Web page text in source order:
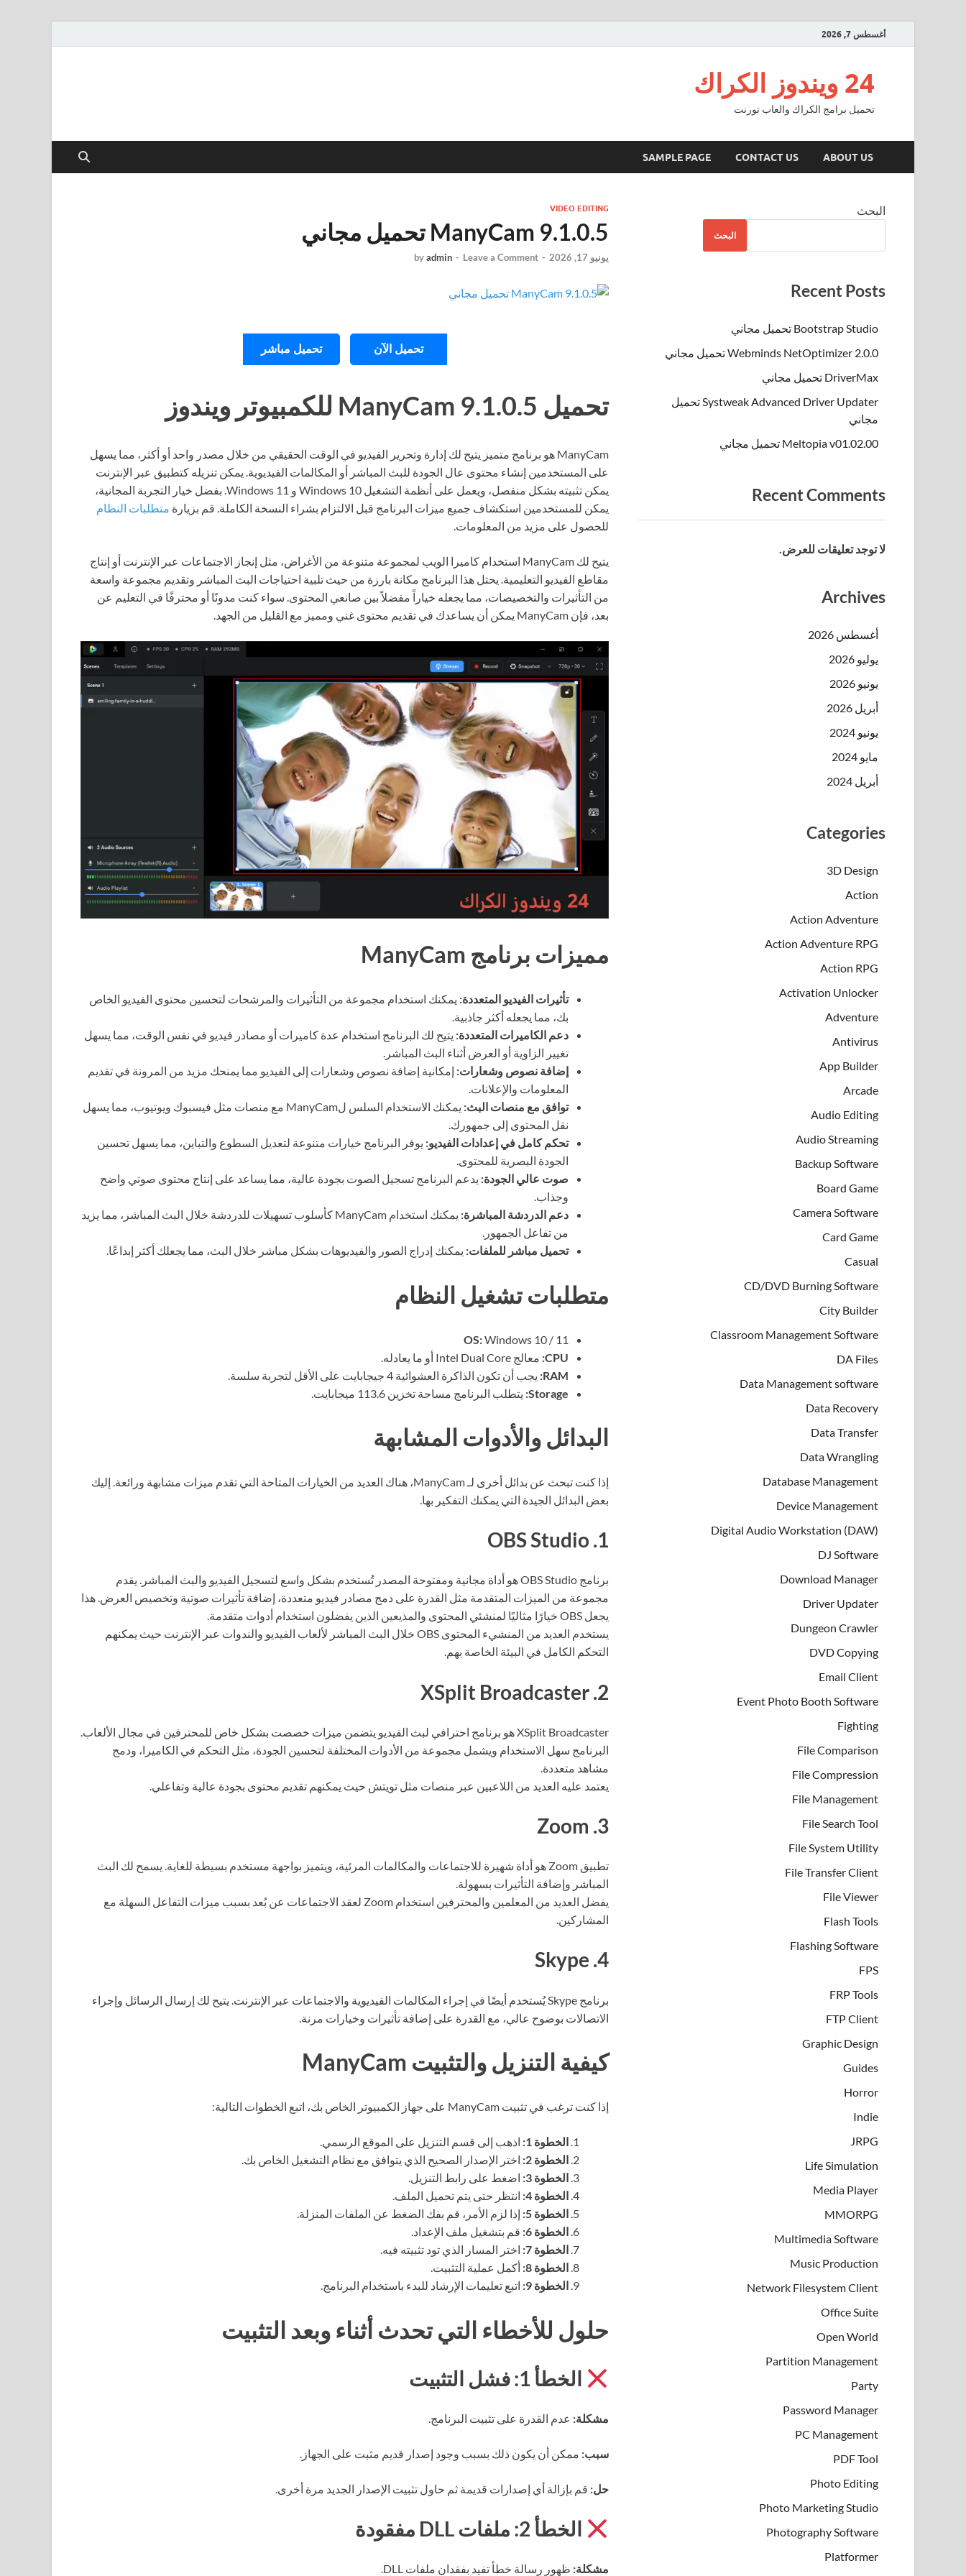
أغسطس 7, 2026
24 ويندوز الكراك
تحميل برامج الكراك والعاب تورنت
ABOUT US
CONTACT US
SAMPLE PAGE
VIDEO EDITING
ManyCam 9.1.0.5 تحميل مجاني
يونيو 17, 2026 -
byadmin - Leave a Comment
تحميل الآن تحميل مباشر
تحميل ManyCam 9.1.0.5 للكمبيوتر ويندوز
ManyCam هو برنامج متميز يتيح لك إدارة وتحرير الفيديو في الوقت الحقيقي من خلال مصدر واحد أو أكثر، مما يسهل
على المستخدمين إنشاء محتوى عال الجودة للبث المباشر أو المكالمات الفيديوية. يمكن تنزيله كتطبيق عبر الإنترنت
يمكن تثبيته بشكل منفصل، ويعمل على أنظمة التشغيل Windows 10 و Windows 11. بفضل خيار التجربة المجانية،
يمكن للمستخدمين استكشاف جميع ميزات البرنامج قبل الالتزام بشراء النسخة الكاملة. قم بزيارة متطلبات النظام
للحصول على مزيد من المعلومات.
يتيح لك ManyCam استخدام كاميرا الويب لمجموعة متنوعة من الأغراض، مثل إنجاز الاجتماعات عبر الإنترنت أو إنتاج
مقاطع الفيديو التعليمية. يحتل هذا البرنامج مكانة بارزة من حيث تلبية احتياجات البث المباشر وتقديم مجموعة واسعة
من التأثيرات والتخصيصات، مما يجعله خياراً مفضلاً بين صانعي المحتوى. سواء كنت مدونًا أو محترفًا في التعليم عن
بعد، فإن ManyCam يمكن أن يساعدك في تقديم محتوى غني ومميز مع القليل من الجهد.
مميزات برنامج ManyCam
تأثيرات الفيديو المتعددة: يمكنك استخدام مجموعة من التأثيرات والمرشحات لتحسين محتوى الفيديو الخاص
بك، مما يجعله أكثر جاذبية.
دعم الكاميرات المتعددة: يتيح لك البرنامج استخدام عدة كاميرات أو مصادر فيديو في نفس الوقت، مما يسهل
تغيير الزاوية أو العرض أثناء البث المباشر.
إضافة نصوص وشعارات: إمكانية إضافة نصوص وشعارات إلى الفيديو مما يمنحك مزيد من المرونة في تقديم
المعلومات والإعلانات.
توافق مع منصات البث:
يمكنك الاستخدام السلس لManyCam مع منصات مثل فيسبوك ويوتيوب، مما يسهل
نقل المحتوى إلى جمهورك.
تحكم كامل في إعدادات الفيديو: يوفر البرنامج خيارات متنوعة لتعديل السطوع والتباين، مما يسهل تحسين
الجودة البصرية للمحتوى.
صوت عالي الجودة: يدعم البرنامج تسجيل الصوت بجودة عالية، مما يساعد على إنتاج محتوى صوتي واضح
وجذاب.
دعم الدردشة المباشرة:
يمكنك استخدام ManyCam كأسلوب تسهيلات للدردشة خلال البث المباشر، مما يزيد
من تفاعل الجمهور.
تحميل مباشر للملفات: يمكنك إدراج الصور والفيديوهات بشكل مباشر خلال البث، مما يجعلك أكثر إبداعًا.
متطلبات تشغيل النظام
OS:Windows 10 / 11
CPU: معالج Intel Dual Core أو ما يعادله.
RAM: يجب أن تكون الذاكرة العشوائية 4 جيجابايت على الأقل لتجربة سلسة.
Storage: يتطلب البرنامج مساحة تخزين 113.6 ميجابايت.
البدائل والأدوات المشابهة
إذا كنت تبحث عن بدائل أخرى لـ ManyCam، هناك العديد من الخيارات المتاحة التي تقدم ميزات مشابهة ورائعة. إليك
بعض البدائل الجيدة التي يمكنك التفكير بها.
1. OBS Studio
برنامج OBS Studio هو أداة مجانية ومفتوحة المصدر تُستخدم بشكل واسع لتسجيل الفيديو والبث المباشر. يقدم
مجموعة من الميزات المتقدمة مثل القدرة على دمج مصادر فيديو متعددة، إضافة تأثيرات صوتية وتخصيص العرض. هذا
يجعل OBS خيارًا مثاليًا لمنشئي المحتوى والمذيعين الذين يفضلون استخدام أدوات متقدمة.
يستخدم العديد من المنشيء المحتوى OBS خلال البث المباشر لألعاب الفيديو والندوات عبر الإنترنت حيث يمكنهم
التحكم الكامل في البيئة الخاصة بهم.
2. XSplit Broadcaster
XSplit Broadcaster هو برنامج احترافي لبث الفيديو يتضمن ميزات خصصت بشكل خاص للمحترفين في مجال الألعاب.
البرنامج سهل الاستخدام ويشمل مجموعة من الأدوات المختلفة لتحسين الجودة، مثل التحكم في الكاميرا، ودمج
مشاهد متعددة.
يعتمد عليه العديد من اللاعبين عبر منصات مثل تويتش حيث يمكنهم تقديم محتوى بجودة عالية وتفاعلي.
3. Zoom
تطبيق Zoom هو أداة شهيرة للاجتماعات والمكالمات المرئية، ويتميز بواجهة مستخدم بسيطة للغاية. يسمح لك البث
المباشر وإضافة التأثيرات بسهولة.
يفضل العديد من المعلمين والمحترفين استخدام Zoom لعقد الاجتماعات عن بُعد بسبب ميزات التفاعل السهلة مع
المشاركين.
4. Skype
برنامج Skype يُستخدم أيضًا في إجراء المكالمات الفيديوية والاجتماعات عبر الإنترنت. يتيح لك إرسال الرسائل وإجراء
الاتصالات بوضوح عالي، مع القدرة على إضافة تأثيرات وخيارات مرنة.
كيفية التنزيل والتثبيت ManyCam
إذا كنت ترغب في تثبيت ManyCam على جهاز الكمبيوتر الخاص بك، اتبع الخطوات التالية:
الخطوة 1:
اذهب إلى قسم التنزيل على الموقع الرسمي.
الخطوة 2:
اختر الإصدار الصحيح الذي يتوافق مع نظام التشغيل الخاص بك.
الخطوة 3:
اضغط على رابط التنزيل.
الخطوة 4:
انتظر حتى يتم تحميل الملف.
الخطوة 5:
إذا لزم الأمر، قم بفك الضغط عن الملفات المنزلة.
الخطوة 6:
قم بتشغيل ملف الإعداد.
الخطوة 7:
اختر المسار الذي تود تثبيته فيه.
الخطوة 8:
أكمل عملية التثبيت.
الخطوة 9:
اتبع تعليمات الإرشاد للبدء باستخدام البرنامج.
حلول للأخطاء التي تحدث أثناء وبعد التثبيت
الخطأ 1: فشل التثبيت
مشكلة: عدم القدرة على تثبيت البرنامج.
سبب: ممكن أن يكون ذلك بسبب وجود إصدار قديم مثبت على الجهاز.
حل: قم بإزالة أي إصدارات قديمة ثم حاول تثبيت الإصدار الجديد مرة أخرى.
الخطأ 2: ملفات DLL مفقودة
مشكلة: ظهور رسالة خطأ تفيد بفقدان ملفات DLL.
البحث
البحث
Recent Posts
Bootstrap Studio تحميل مجاني
Webminds NetOptimizer 2.0.0 تحميل مجاني
DriverMax تحميل مجاني
Systweak Advanced Driver Updater تحميل
مجاني
Meltopia v01.02.00 تحميل مجاني
Recent Comments
لا توجد تعليقات للعرض.
Archives
أغسطس 2026
يوليو 2026
يونيو 2026
أبريل 2026
يونيو 2024
مايو 2024
أبريل 2024
Categories
3D Design
Action
Action Adventure
Action Adventure RPG
Action RPG
Activation Unlocker
Adventure
Antivirus
App Builder
Arcade
Audio Editing
Audio Streaming
Backup Software
Board Game
Camera Software
Card Game
Casual
CD/DVD Burning Software
City Builder
Classroom Management Software
DA Files
Data Management software
Data Recovery
Data Transfer
Data Wrangling
Database Management
Device Management
Digital Audio Workstation (DAW)
DJ Software
Download Manager
Driver Updater
Dungeon Crawler
DVD Copying
Email Client
Event Photo Booth Software
Fighting
File Comparison
File Compression
File Management
File Search Tool
File System Utility
File Transfer Client
File Viewer
Flash Tools
Flashing Software
FPS
FRP Tools
FTP Client
Graphic Design
Guides
Horror
Indie
JRPG
Life Simulation
Media Player
MMORPG
Multimedia Software
Music Production
Network Filesystem Client
Office Suite
Open World
Partition Management
Party
Password Manager
PC Management
PDF Tool
Photo Editing
Photo Marketing Studio
Photography Software
Platformer